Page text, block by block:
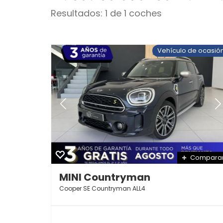
Resultados: 1 de 1 coches
Vehículo de
MINI Countryman
Cooper SE Countryman ALL4